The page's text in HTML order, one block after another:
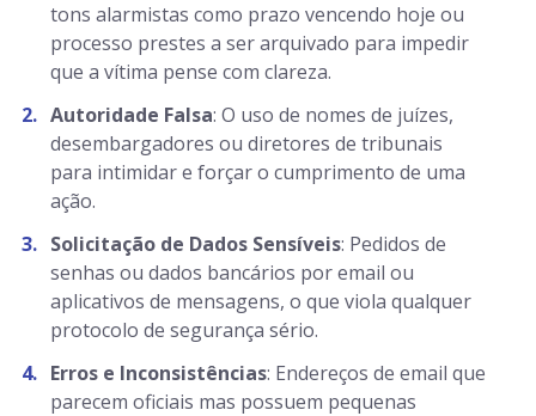
tons alarmistas como prazo vencendo hoje ou
processo prestes a ser arquivado para impedir
que a vítima pense com clareza.
Autoridade Falsa: O uso de nomes de juízes,
desembargadores ou diretores de tribunais
para intimidar e forçar o cumprimento de uma
ação.
Solicitação de Dados Sensíveis: Pedidos de
senhas ou dados bancários por email ou
aplicativos de mensagens, o que viola qualquer
protocolo de segurança sério.
Erros e Inconsistências: Endereços de email que
parecem oficiais mas possuem pequenas